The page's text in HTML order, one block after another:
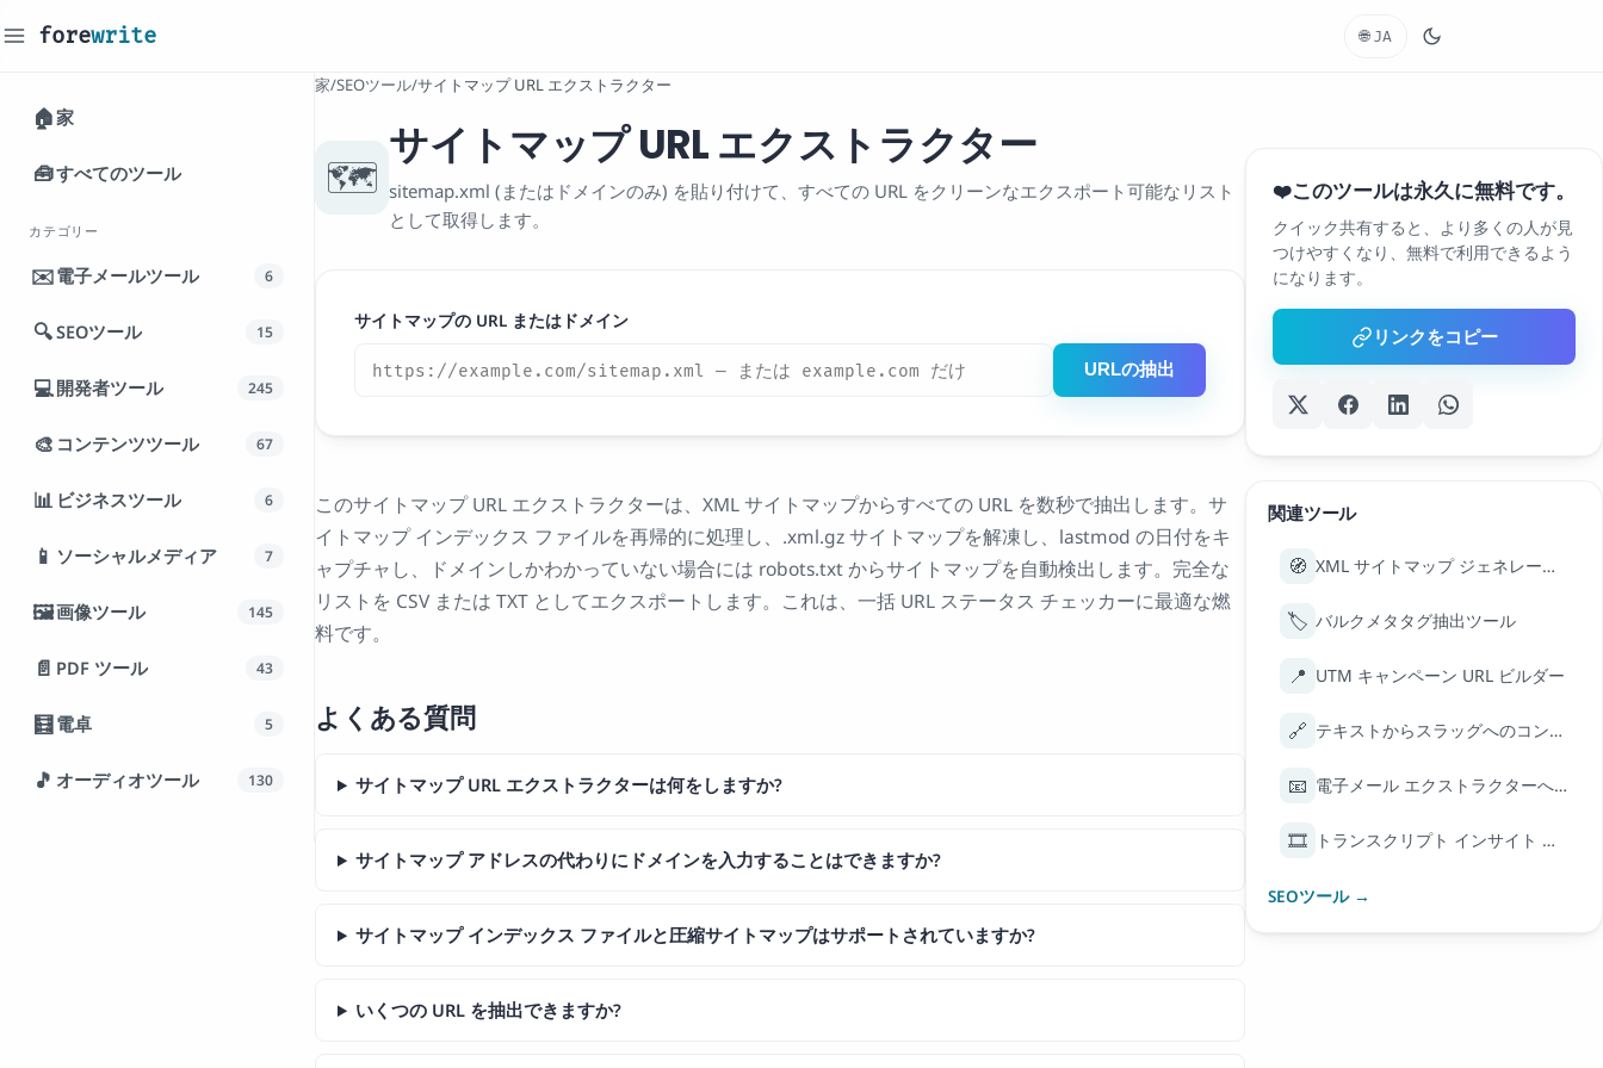
forewrite 🌐 JA
🏠家
🧰すべてのツール
カテゴリー
✉️電子メールツール 6
🔍SEOツール 15
💻開発者ツール 245
🎨 コンテンツツール 67
📊 ビジネスツール 6
📱 ソーシャルメディア 7
🖼️画像ツール 145
📄 PDF ツール 43
🧮電卓 5
🎵 オーディオツール 130
家/SEOツール/サイトマップ URL エクストラクター
🗺️
サイトマップ URL エクストラクター
sitemap.xml (またはドメインのみ) を貼り付けて、すべての URL をクリーンなエクスポート可能なリスト
として取得します。
サイトマップの URL またはドメイン
URLの抽出
このサイトマップ URL エクストラクターは、XML サイトマップからすべての URL を数秒で抽出します。サ
イトマップ インデックス ファイルを再帰的に処理し、.xml.gz サイトマップを解凍し、lastmod の日付をキ
ャプチャし、ドメインしかわかっていない場合には robots.txt からサイトマップを自動検出します。完全な
リストを CSV または TXT としてエクスポートします。これは、一括 URL ステータス チェッカーに最適な燃
料です。
よくある質問
サイトマップ URL エクストラクターは何をしますか?
サイトマップ アドレスの代わりにドメインを入力することはできますか?
サイトマップ インデックス ファイルと圧縮サイトマップはサポートされていますか?
いくつの URL を抽出できますか?
❤️このツールは永久に無料です。
クイック共有すると、より多くの人が見
つけやすくなり、無料で利用できるよう
になります。
リンクをコピー
関連ツール
🧭 XML サイトマップ ジェネレーター
🏷️ バルクメタタグ抽出ツール
📍 UTM キャンペーン URL ビルダー
🔗 テキストからスラッグへのコンバーター
📧 電子メール エクストラクターへの一括 URL
🎞️ トランスクリプト インサイト エクストラクター
SEOツール →